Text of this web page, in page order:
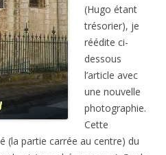
(Hugo étant
trésorier), je
réédite ci-
dessous
l’article avec
une nouvelle
photographie.
Cette
(la partie carrée au centre) du